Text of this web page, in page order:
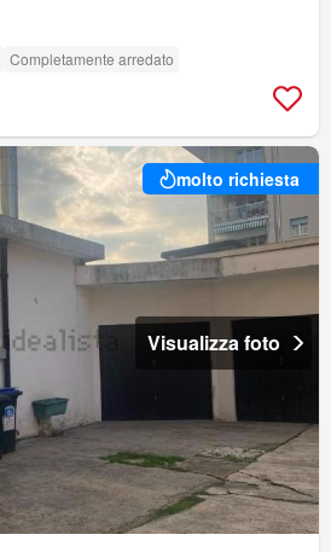
Completamente arredato
molto richiesta
Visualizza foto